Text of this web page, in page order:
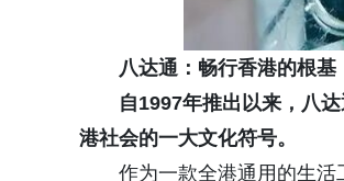
八达通：畅行香港的根基
自1997年推出以来，八
港社会的一大文化符号。
作为一款全港通用的生